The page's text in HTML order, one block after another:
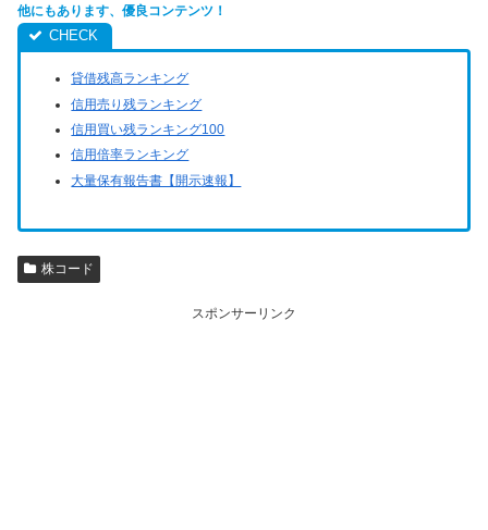
他にもあります、優良コンテンツ！
貸借残高ランキング
信用売り残ランキング
信用買い残ランキング100
信用倍率ランキング
大量保有報告書【開示速報】
株コード
スポンサーリンク